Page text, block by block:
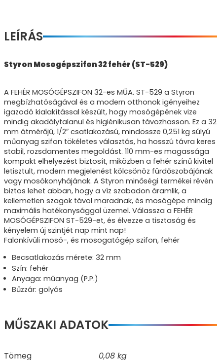
LEÍRÁS
Styron Mosogépszifon 32 fehér (ST-529)
A FEHÉR MOSÓGÉPSZIFON 32-es MŰA. ST-529 a Styron
megbízhatóságával és a modern otthonok igényeihez
igazodó kialakítással készült, hogy mosógépének vize
mindig akadálytalanul és higiénikusan távozhasson. Ez a 32
mm átmérőjű, 1/2″ csatlakozású, mindössze 0,251 kg súlyú
műanyag szifon tökéletes választás, ha hosszú távra keres
stabil, rozsdamentes megoldást. 110 mm-es magassága
kompakt elhelyezést biztosít, miközben a fehér színű kivitel
letisztult, modern megjelenést kölcsönöz fürdőszobájának
vagy mosókonyhájának. A Styron minőségi termékei révén
biztos lehet abban, hogy a víz szabadon áramlik, a
kellemetlen szagok távol maradnak, és mosógépe mindig
maximális hatékonysággal üzemel. Válassza a FEHÉR
MOSÓGÉPSZIFON ST-529-et, és élvezze a tisztaság és
kényelem új szintjét nap mint nap!
Falonkívüli mosó-, és mosogatógép szifon, fehér
Becsatlakozás mérete: 32 mm
Szín: fehér
Anyaga: műanyag (P.P.)
Bűzzár: golyós
MŰSZAKI ADATOK
Tömeg
0,08 kg